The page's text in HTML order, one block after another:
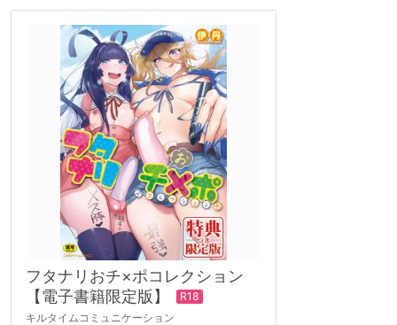
フタナリおチ×ポコレクション
【電子書籍限定版】
キルタイムコミュニケーション